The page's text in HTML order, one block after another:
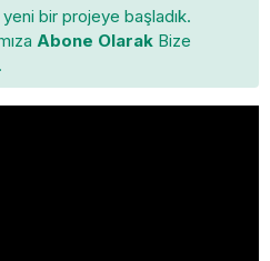
bir projeye başladık.
Abone Olarak Bize